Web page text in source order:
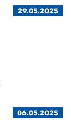
29.05.2025
06.05.2025